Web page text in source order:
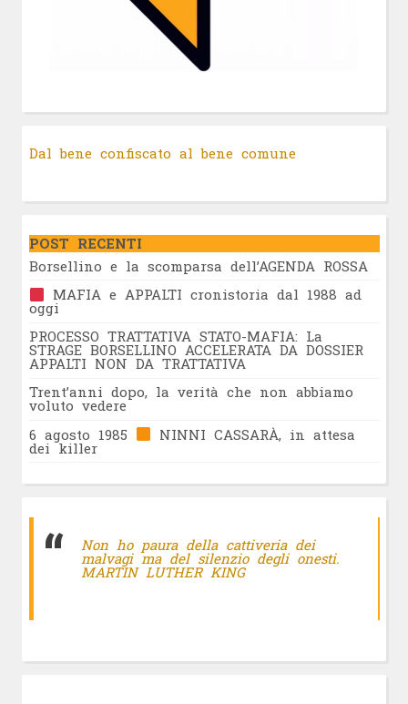
Dal bene confiscato al bene comune
POST RECENTI
Borsellino e la scomparsa dell’AGENDA ROSSA
MAFIA e APPALTI cronistoria dal 1988 ad
oggi
PROCESSO TRATTATIVA STATO-MAFIA: La
STRAGE BORSELLINO ACCELERATA DA DOSSIER
APPALTI NON DA TRATTATIVA
Trent’anni dopo, la verità che non abbiamo
voluto vedere
6 agosto 1985
NINNI CASSARÀ, in attesa
dei killer
Non ho paura della cattiveria dei
malvagi ma del silenzio degli onesti.
MARTIN LUTHER KING